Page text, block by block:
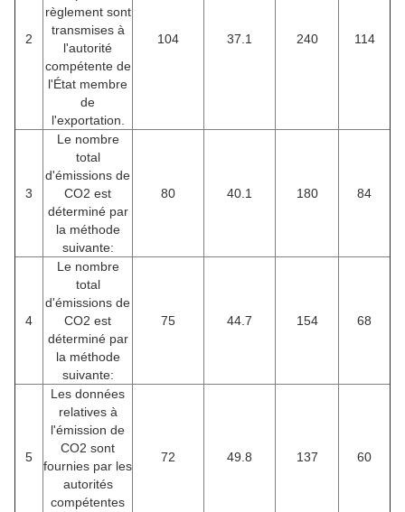
2
règlement sont
transmises à
l'autorité
compétente de
l'État membre
de
l'exportation.
104 37.1 240 114
3
Le nombre
total
d'émissions de
CO2 est
déterminé par
la méthode
suivante:
80 40.1 180 84
4
Le nombre
total
d'émissions de
CO2 est
déterminé par
la méthode
suivante:
75 44.7 154 68
5
Les données
relatives à
l'émission de
CO2 sont
fournies par les
autorités
compétentes
72 49.8 137 60